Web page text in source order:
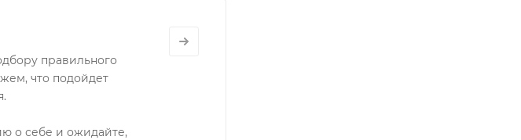
правильного
что подойдет
о себе и ожидайте,